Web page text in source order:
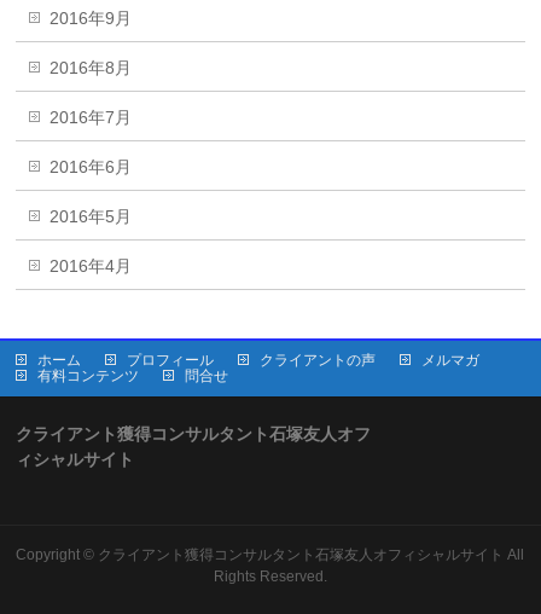
2016年9月
2016年8月
2016年7月
2016年6月
2016年5月
2016年4月
ホーム プロフィール クライアントの声
メルマガ
有料コンテンツ
問合せ
クライアント獲得コンサルタント石塚友人オフ
ィシャルサイト
Copyright © クライアント獲得コンサルタント石塚友人オフィシャルサイト All
Rights Reserved.